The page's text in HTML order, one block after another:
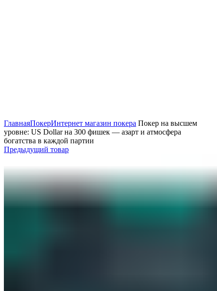
ГлавнаяПокерИнтернет магазин покера Покер на высшем
уровне: US Dollar на 300 фишек — азарт и атмосфера
богатства в каждой партии
Предыдущий товар